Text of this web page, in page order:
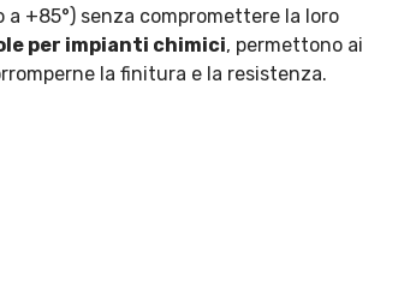
+85°) senza compromettere la loro
per impianti chimici, permettono ai
la finitura e la resistenza.